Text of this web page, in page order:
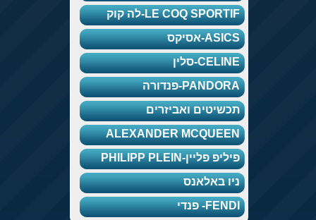
LE COQ SPORTIF-לה קוק
ASICS-אסיקס
CELINE-סלין
PANDORA-פנדורה
תכשיטים ואביזרים
ALEXANDER MCQUEEN
פיליפ פליין-PHILIPP PLEIN
ניו באלאנס
FENDI- פנדי